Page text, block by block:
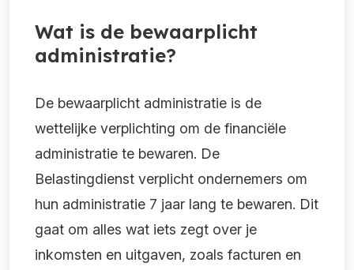
Wat is de bewaarplicht
administratie?
De bewaarplicht administratie is de
wettelijke verplichting om de financiële
administratie te bewaren. De
Belastingdienst verplicht ondernemers om
hun administratie 7 jaar lang te bewaren. Dit
gaat om alles wat iets zegt over je
inkomsten en uitgaven, zoals facturen en